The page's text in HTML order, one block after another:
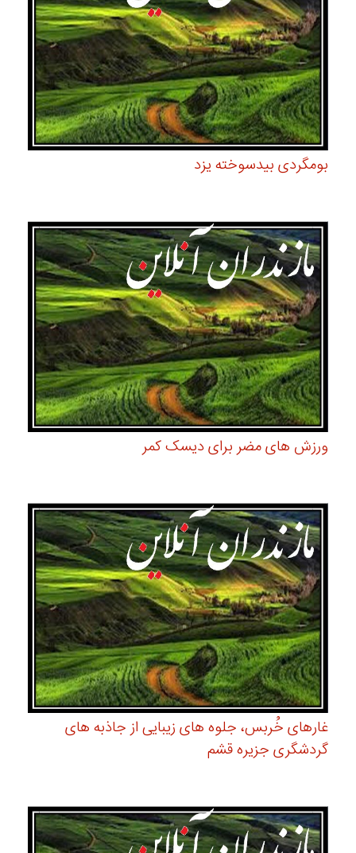
بومگردی بیدسوخته یزد
ورزش های مضر برای دیسک کمر
غارهای خُربس، جلوه های زیبایی از جاذبه های
گردشگری جزیره قشم